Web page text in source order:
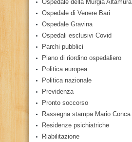
Ospedale della Murgia Altamura
Ospedale di Venere Bari
Ospedale Gravina
Ospedali esclusivi Covid
Parchi pubblici
Piano di riordino ospedaliero
Politica europea
Politica nazionale
Previdenza
Pronto soccorso
Rassegna stampa Mario Conca
Residenze psichiatriche
Riabilitazione